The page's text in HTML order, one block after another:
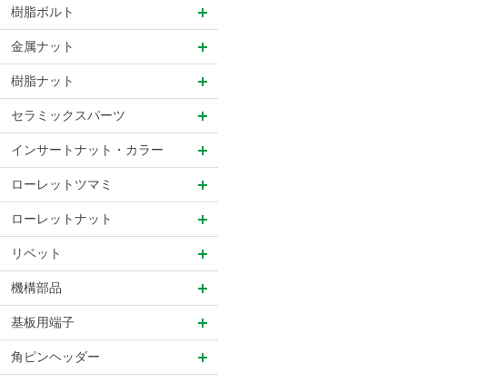
樹脂ボルト
金属ナット
樹脂ナット
セラミックスパーツ
インサートナット・カラー
ローレットツマミ
ローレットナット
リベット
機構部品
基板用端子
角ピンヘッダー